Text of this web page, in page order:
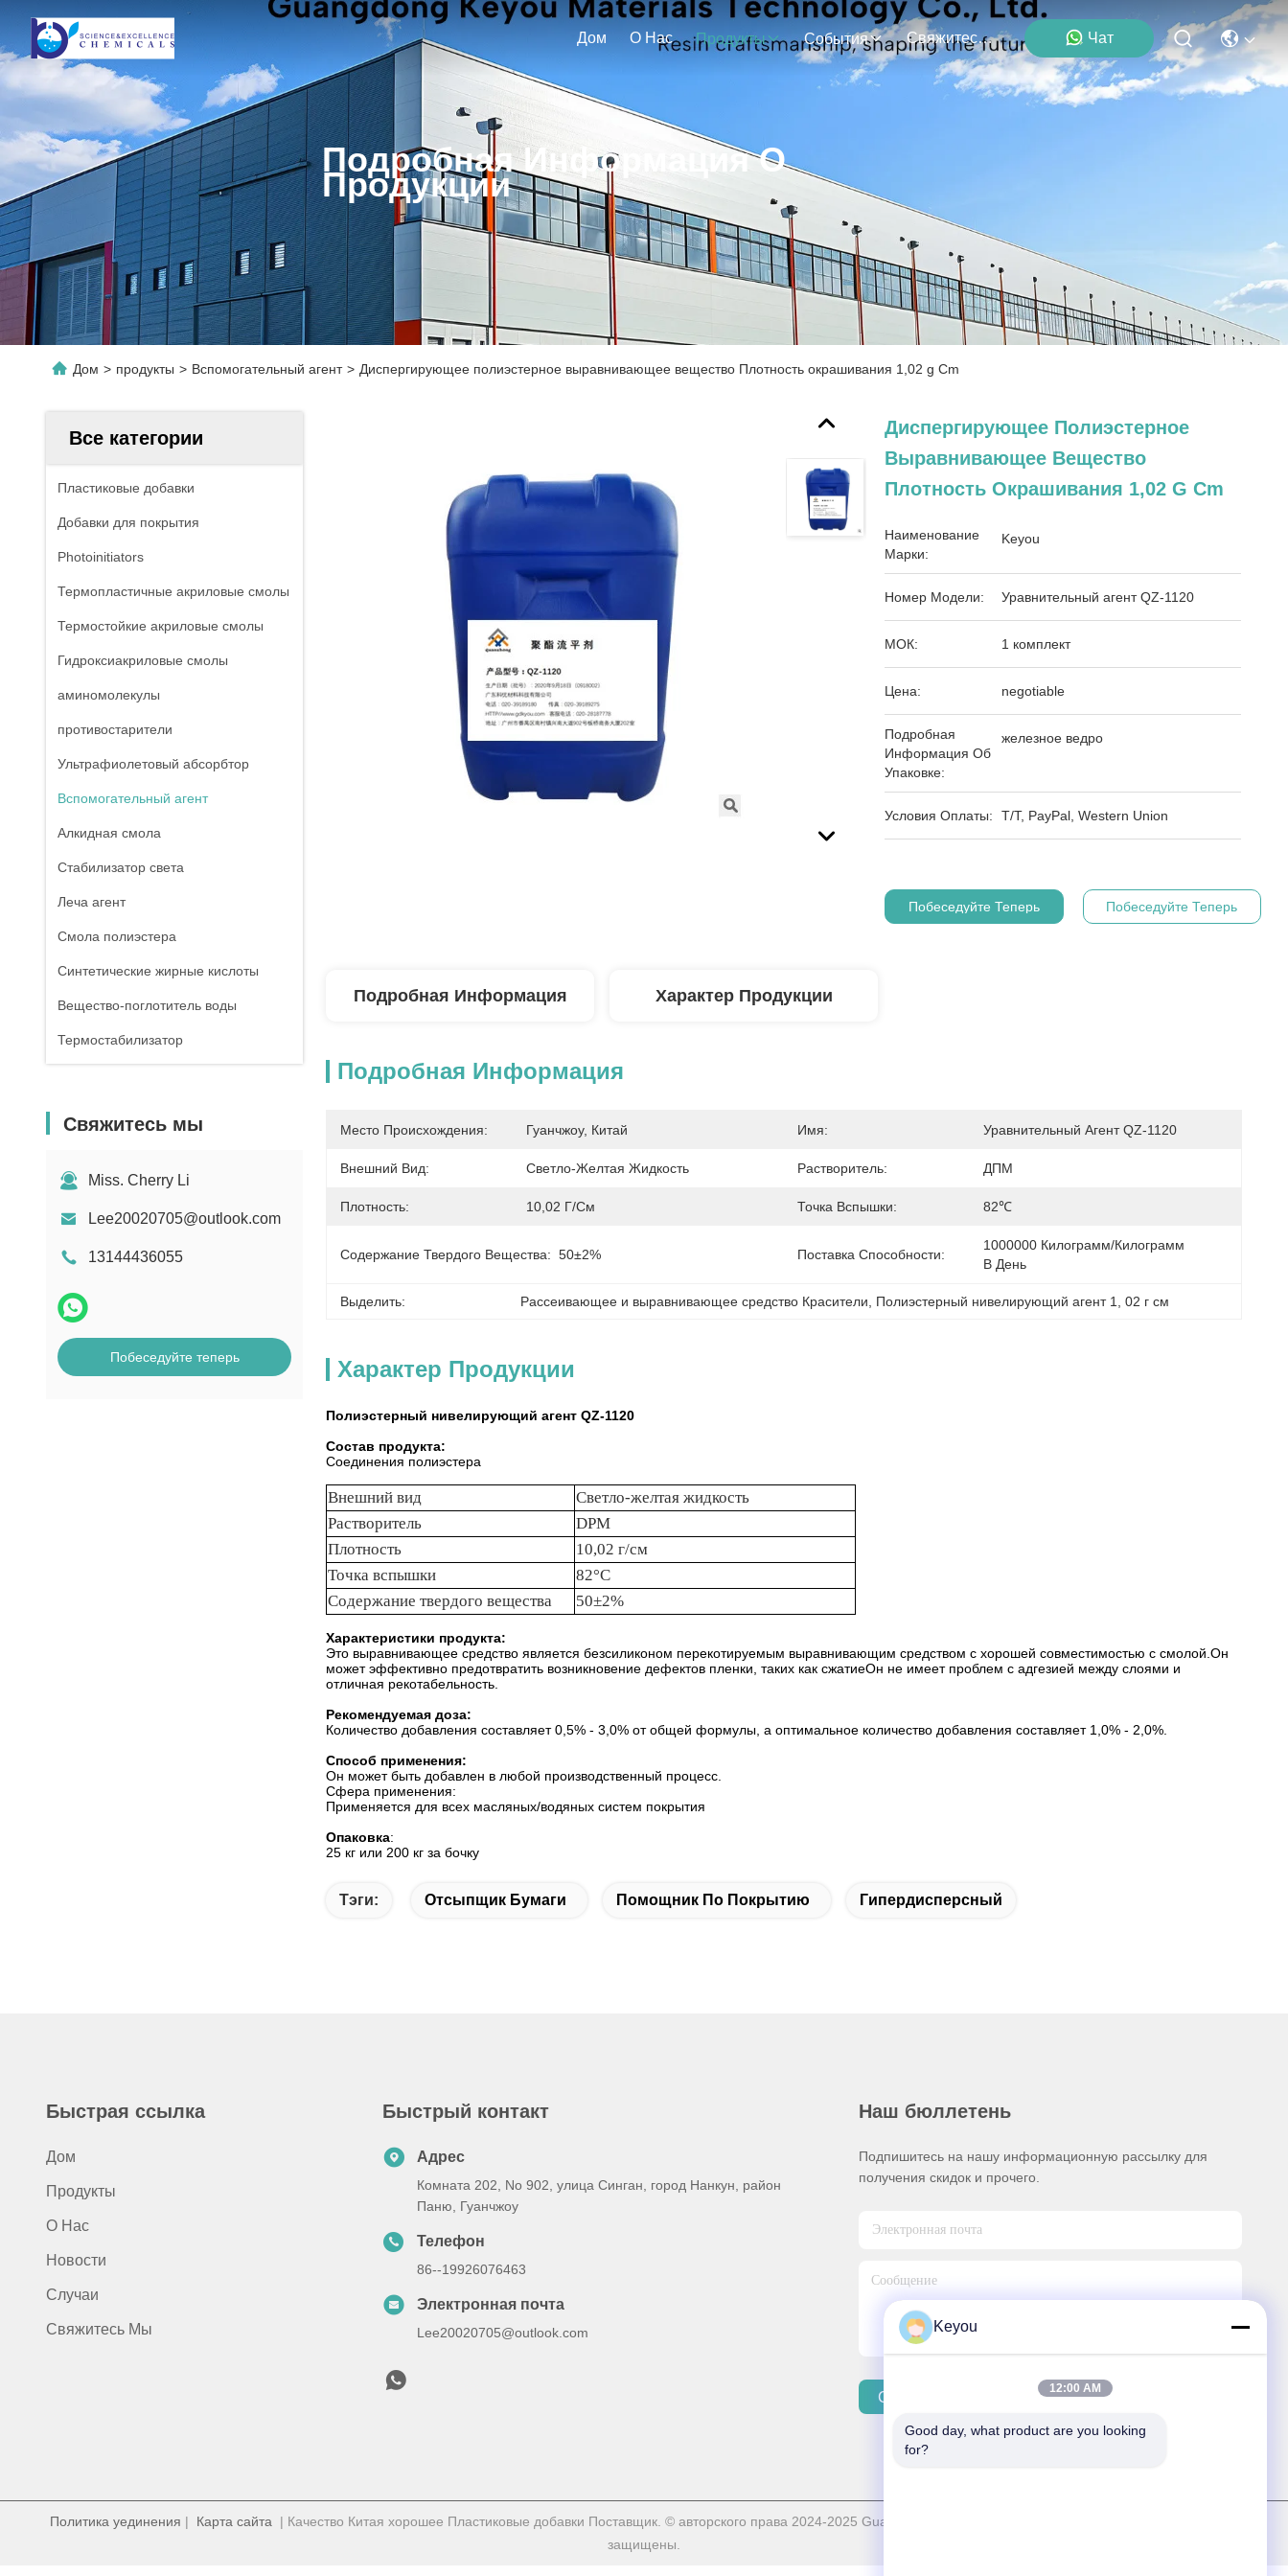
Дом О Нас Продукты События Свяжитесь Мы Чат
Подробная Информация О
Продукции
Дом > продукты > Вспомогательный агент > Диспергирующее полиэстерное выравнивающее вещество Плотность окрашивания 1,02 g Cm
Все категории
Пластиковые добавки
Добавки для покрытия
Photoinitiators
Термопластичные акриловые смолы
Термостойкие акриловые смолы
Гидроксиакриловые смолы
аминомолекулы
противостарители
Ультрафиолетовый абсорбтор
Вспомогательный агент
Алкидная смола
Стабилизатор света
Леча агент
Смола полиэстера
Синтетические жирные кислоты
Вещество-поглотитель воды
Термостабилизатор
Свяжитесь мы
Miss. Cherry Li
Lee20020705@outlook.com
13144436055
Побеседуйте теперь
Диспергирующее Полиэстерное
Выравнивающее Вещество
Плотность Окрашивания 1,02 G Cm
Наименование
Марки:
Keyou
Номер Модели: Уравнительный агент QZ-1120
МОК: 1 комплект
Цена: negotiable
Подробная
Информация Об
Упаковке:
железное ведро
Условия Оплаты: T/T, PayPal, Western Union
Побеседуйте Теперь Побеседуйте Теперь
Подробная Информация Характер Продукции
Подробная Информация
Место Происхождения: Гуанчжоу, Китай Имя: Уравнительный Агент QZ-1120
Внешний Вид: Светло-Желтая Жидкость Растворитель: ДПМ
Плотность: 10,02 Г/см Точка Вспышки: 82℃
Содержание Твердого Вещества: 50±2% Поставка Способности:
1000000 Килограмм/килограмм
В День
Выделить: Рассеивающее и выравнивающее средство Красители Полиэстерный нивелирующий агент 1 , 02 г см
Характер Продукции
Полиэстерный нивелирующий агент QZ-1120
Состав продукта:
Соединения полиэстера
Внешний вид
Светло-желтая жидкость
Растворитель
DPM
Плотность
10,02 г/см
Точка вспышки
82°C
Содержание твердого вещества
50±2%
Характеристики продукта:
Это выравнивающее средство является безсиликоном перекотируемым выравнивающим средством с хорошей совместимостью с смолой.Он
может эффективно предотвратить возникновение дефектов пленки, таких как сжатиеОн не имеет проблем с адгезией между слоями и
отличная рекотабельность.
Рекомендуемая доза:
Количество добавления составляет 0,5% - 3,0% от общей формулы, а оптимальное количество добавления составляет 1,0% - 2,0%.
Способ применения:
Он может быть добавлен в любой производственный процесс.
Сфера применения:
Применяется для всех масляных/водяных систем покрытия
Опаковка:
25 кг или 200 кг за бочку
Тэги: Отсыпщик Бумаги Помощник По Покрытию Гипердисперсный
Быстрая ссылка
Дом
Продукты
О Нас
Новости
Случаи
Свяжитесь Мы
Быстрый контакт
Адрес
Комната 202, No 902, улица Синган, город Нанкун, район
Паню, Гуанчжоу
Телефон
86--19926076463
Электронная почта
Lee20020705@outlook.com
Наш бюллетень
Подпишитесь на нашу информационную рассылку для
получения скидок и прочего.
Свяжитесь Мы
Политика уединения | Карта сайта | Качество Китая хорошее Пластиковые добавки Поставщик. © авторского права 2024-2025 Guangdong Keyou Materials Technology Co., Ltd. . Все права
защищены.
Keyou
12:00 AM
Good day, what product are you looking
for?